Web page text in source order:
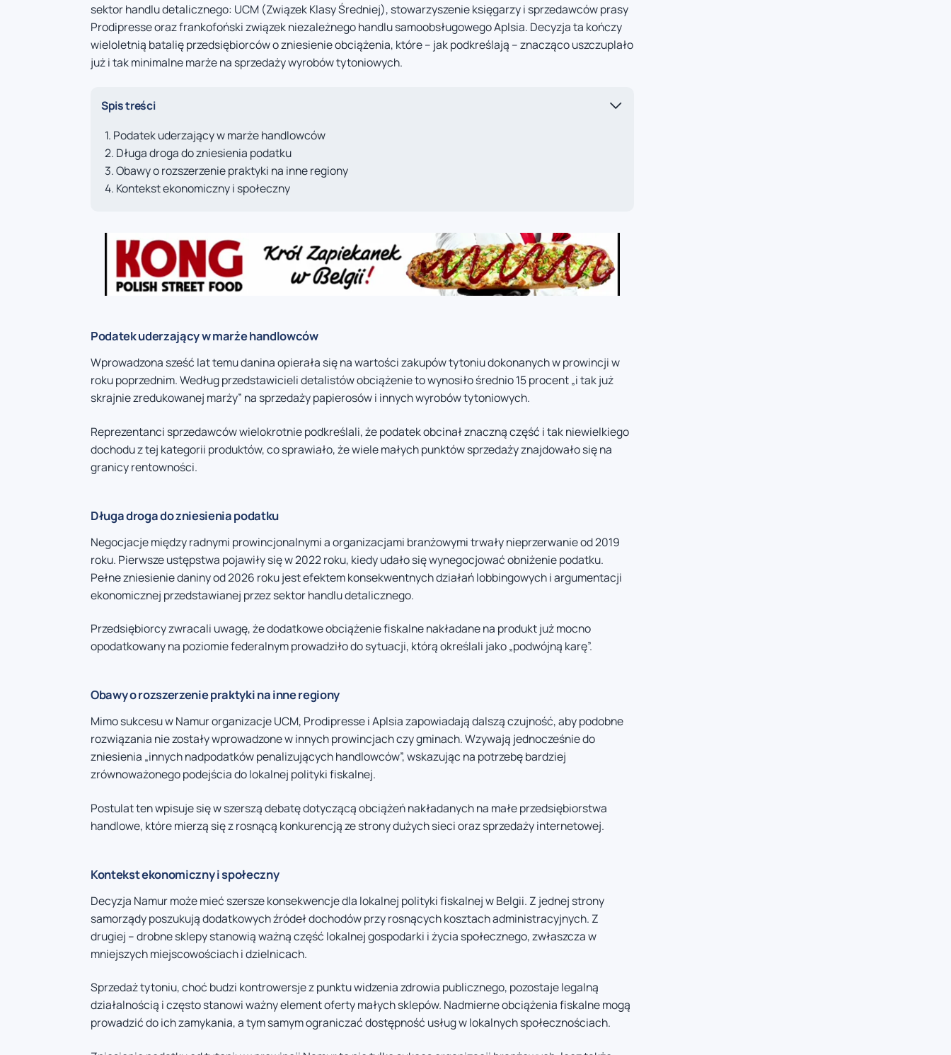
sektor handlu detalicznego: UCM (Związek Klasy Średniej), stowarzyszenie księgarzy i sprzedawców prasy
Prodipresse oraz frankofoński związek niezależnego handlu samoobsługowego Aplsia. Decyzja ta kończy
wieloletnią batalię przedsiębiorców o zniesienie obciążenia, które – jak podkreślają – znacząco uszczuplało
już i tak minimalne marże na sprzedaży wyrobów tytoniowych.
Spis treści
Podatek uderzający w marże handlowców
Długa droga do zniesienia podatku
Obawy o rozszerzenie praktyki na inne regiony
Kontekst ekonomiczny i społeczny
Podatek uderzający w marże handlowców
Wprowadzona sześć lat temu danina opierała się na wartości zakupów tytoniu dokonanych w prowincji w
roku poprzednim. Według przedstawicieli detalistów obciążenie to wynosiło średnio 15 procent „i tak już
skrajnie zredukowanej marży” na sprzedaży papierosów i innych wyrobów tytoniowych.
Reprezentanci sprzedawców wielokrotnie podkreślali, że podatek obcinał znaczną część i tak niewielkiego
dochodu z tej kategorii produktów, co sprawiało, że wiele małych punktów sprzedaży znajdowało się na
granicy rentowności.
Długa droga do zniesienia podatku
Negocjacje między radnymi prowincjonalnymi a organizacjami branżowymi trwały nieprzerwanie od 2019
roku. Pierwsze ustępstwa pojawiły się w 2022 roku, kiedy udało się wynegocjować obniżenie podatku.
Pełne zniesienie daniny od 2026 roku jest efektem konsekwentnych działań lobbingowych i argumentacji
ekonomicznej przedstawianej przez sektor handlu detalicznego.
Przedsiębiorcy zwracali uwagę, że dodatkowe obciążenie fiskalne nakładane na produkt już mocno
opodatkowany na poziomie federalnym prowadziło do sytuacji, którą określali jako „podwójną karę”.
Obawy o rozszerzenie praktyki na inne regiony
Mimo sukcesu w Namur organizacje UCM, Prodipresse i Aplsia zapowiadają dalszą czujność, aby podobne
rozwiązania nie zostały wprowadzone w innych prowincjach czy gminach. Wzywają jednocześnie do
zniesienia „innych nadpodatków penalizujących handlowców”, wskazując na potrzebę bardziej
zrównoważonego podejścia do lokalnej polityki fiskalnej.
Postulat ten wpisuje się w szerszą debatę dotyczącą obciążeń nakładanych na małe przedsiębiorstwa
handlowe, które mierzą się z rosnącą konkurencją ze strony dużych sieci oraz sprzedaży internetowej.
Kontekst ekonomiczny i społeczny
Decyzja Namur może mieć szersze konsekwencje dla lokalnej polityki fiskalnej w Belgii. Z jednej strony
samorządy poszukują dodatkowych źródeł dochodów przy rosnących kosztach administracyjnych. Z
drugiej – drobne sklepy stanowią ważną część lokalnej gospodarki i życia społecznego, zwłaszcza w
mniejszych miejscowościach i dzielnicach.
Sprzedaż tytoniu, choć budzi kontrowersje z punktu widzenia zdrowia publicznego, pozostaje legalną
działalnością i często stanowi ważny element oferty małych sklepów. Nadmierne obciążenia fiskalne mogą
prowadzić do ich zamykania, a tym samym ograniczać dostępność usług w lokalnych społecznościach.